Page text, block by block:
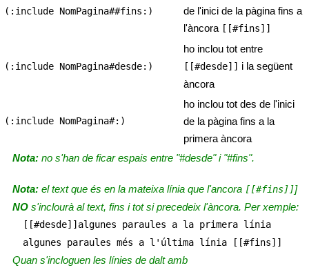
(:include NomPagina##fins:)
de l'inici de la pàgina fins a
l'àncora [[#fins]]
(:include NomPagina#desde:)
ho inclou tot entre
[[#desde]] i la següent
àncora
(:include NomPagina#:)
ho inclou tot des de l'inici
de la pàgina fins a la
primera àncora
Nota: no s'han de ficar espais entre "#desde" i "#fins".
Nota: el text que és en la mateixa línia que l'ancora [[#fins]]]
NO s'inclourà al text, fins i tot si precedeix l'àncora. Per xemple:
[[#desde]]algunes paraules a la primera línia
algunes paraules més a l'última línia [[#fins]]
Quan s'incloguen les línies de dalt amb